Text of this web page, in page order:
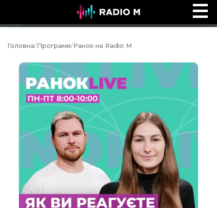
Ефір Radio M
Головна/Програми/Ранок на Radio M